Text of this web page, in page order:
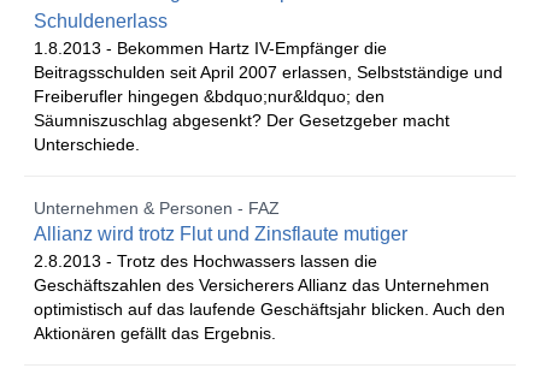
Schuldenerlass
1.8.2013 - Bekommen Hartz IV-Empfänger die
Beitragsschulden seit April 2007 erlassen, Selbstständige und
Freiberufler hingegen &bdquo;nur&ldquo; den
Säumniszuschlag abgesenkt? Der Gesetzgeber macht
Unterschiede.
Unternehmen & Personen - FAZ
Allianz wird trotz Flut und Zinsflaute mutiger
2.8.2013 - Trotz des Hochwassers lassen die
Geschäftszahlen des Versicherers Allianz das Unternehmen
optimistisch auf das laufende Geschäftsjahr blicken. Auch den
Aktionären gefällt das Ergebnis.